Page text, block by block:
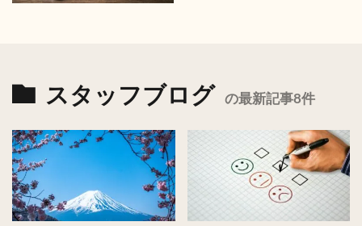
スタッフブログ の最新記事8件